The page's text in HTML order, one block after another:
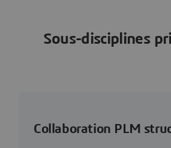
Sous-disciplines
Collaboration PLM